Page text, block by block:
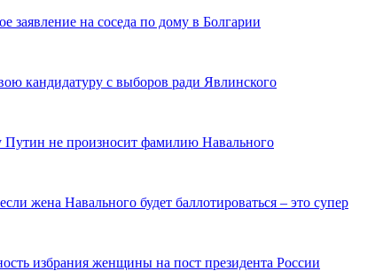
заявление на соседа по дому в Болгарии
кандидатуру с выборов ради Явлинского
Путин не произносит фамилию Навального
жена Навального будет баллотироваться – это супер
избрания женщины на пост президента России